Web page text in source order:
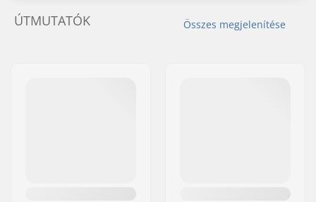
Összes megjelenítése
ÚTMUTATÓK